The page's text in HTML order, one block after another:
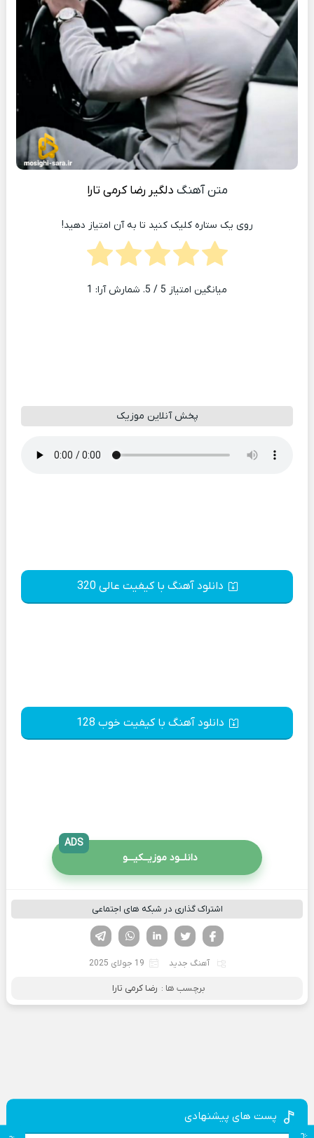
متن آهنگ دلگیر رضا کرمی تارا
روی یک ستاره کلیک کنید تا به آن امتیاز دهید!
میانگین امتیاز 5 / 5. شمارش آرا: 1
پخش آنلاین موزیک
دانلود آهنگ با کیفیت عالی 320
دانلود آهنگ با کیفیت خوب 128
دانلــود موزیــکیـــو
ADS
اشتراک گذاری در شبکه های اجتماعی
لینکدین تویتر
فیسوک
آهنگ جدید 19 جولای 2025
برچسب ها : رضا کرمی تارا
پست های پیشنهادی